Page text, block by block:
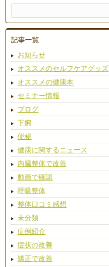
記事一覧
お知らせ
オススメのセルフケアグッズ
オススメの健康本
セミナー情報
ブログ
下痢
便秘
健康に関するニュース
内臓整体で改善
動画で確認
呼吸整体
整体口コミ感想
未分類
症例紹介
症状の改善
矯正で改善